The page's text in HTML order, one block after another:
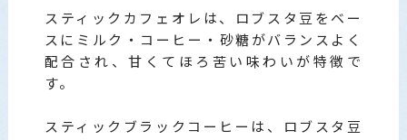
スティックカフェオレは、ロブスタ豆をベー
スにミルク・コーヒー・砂糖がバランスよく
配合され、甘くてほろ苦い味わいが特徴で
す。
スティックブラックコーヒーは、ロブスタ豆